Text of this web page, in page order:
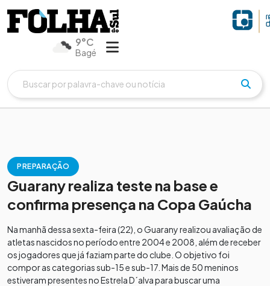
9°C
Bagé
PREPARAÇÃO
Guarany realiza teste na base e
confirma presença na Copa Gaúcha
Na manhã dessa sexta-feira (22), o Guarany realizou avaliação de
atletas nascidos no período entre 2004 e 2008, além de receber
os jogadores que já faziam parte do clube. O objetivo foi
compor as categorias sub-15 e sub-17. Mais de 50 meninos
estiveram presentes no Estrela D´alva para buscar uma